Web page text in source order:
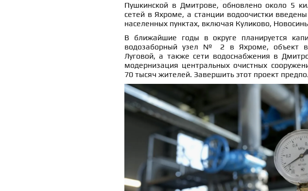
Пушкинской в Дмитрове, обновлено около 5
сетей в Яхроме, а станции водоочистки
населенных пунктах, включая Куликово,
В ближайшие годы в округе планируется
водозаборный узел № 2 в Яхроме, объект
Луговой, а также сети водоснабжения в
модернизация центральных очистных
70 тысяч жителей. Завершить этот проект